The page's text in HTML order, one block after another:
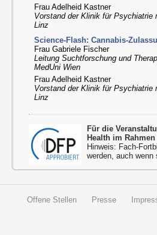
Frau Adelheid Kastner
Vorstand der Klinik für
Linz
Science-Flash: Cannabis-
Frau Gabriele Fischer
Leitung Suchtforschung und
MedUni Wien
Frau Adelheid Kastner
Vorstand der Klinik für
Linz
Für die
Health im
Hinweis: Fach-
werden, auch
Offene Stellen Presse